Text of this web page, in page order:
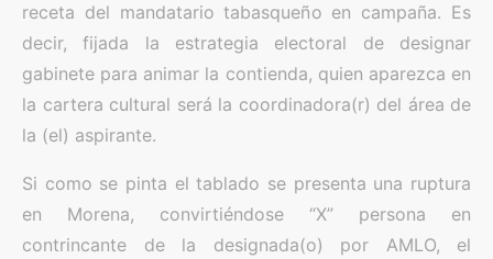
receta del mandatario tabasqueño en campaña. Es
decir, fijada la estrategia electoral de designar
gabinete para animar la contienda, quien aparezca en
la cartera cultural será la coordinadora(r) del área de
la (el) aspirante.
Si como se pinta el tablado se presenta una ruptura
en Morena, convirtiéndose “X” persona en
contrincante de la designada(o) por AMLO, el